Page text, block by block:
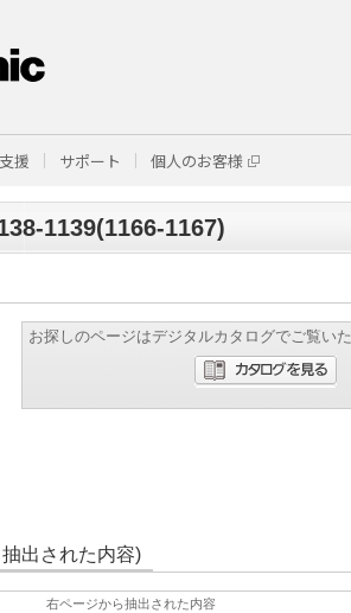
援 サポート 個人のお客様
1139(1166-1167)
お探しのページはデジタルカタログでご覧いた
出された内容)
右ページから抽出された内容